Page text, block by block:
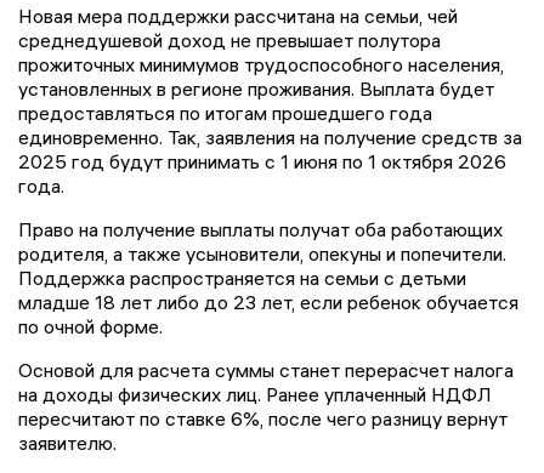
Новая мера поддержки рассчитана на семьи, чей
среднедушевой доход не превышает полутора
прожиточных минимумов трудоспособного населения,
установленных в регионе проживания. Выплата будет
предоставляться по итогам прошедшего года
единовременно. Так, заявления на получение средств за
2025 год будут принимать с 1 июня по 1 октября 2026
года.
Право на получение выплаты получат оба работающих
родителя, а также усыновители, опекуны и попечители.
Поддержка распространяется на семьи с детьми
младше 18 лет либо до 23 лет, если ребенок обучается
по очной форме.
Основой для расчета суммы станет перерасчет налога
на доходы физических лиц. Ранее уплаченный НДФЛ
пересчитают по ставке 6%, после чего разницу вернут
заявителю.